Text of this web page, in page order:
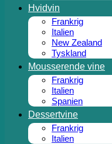
Hvidvin
Frankrig
Italien
New Zealand
Tyskland
Mousserende vine
Frankrig
Italien
Spanien
Dessertvine
Frankrig
Italien